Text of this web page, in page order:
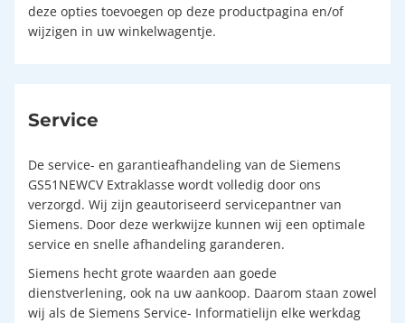
deze opties toevoegen op deze productpagina en/of
wijzigen in uw winkelwagentje.
Service
De service- en garantieafhandeling van de Siemens
GS51NEWCV Extraklasse wordt volledig door ons
verzorgd. Wij zijn geautoriseerd servicepantner van
Siemens. Door deze werkwijze kunnen wij een optimale
service en snelle afhandeling garanderen.
Siemens hecht grote waarden aan goede
dienstverlening, ook na uw aankoop. Daarom staan zowel
wij als de Siemens Service- Informatielijn elke werkdag